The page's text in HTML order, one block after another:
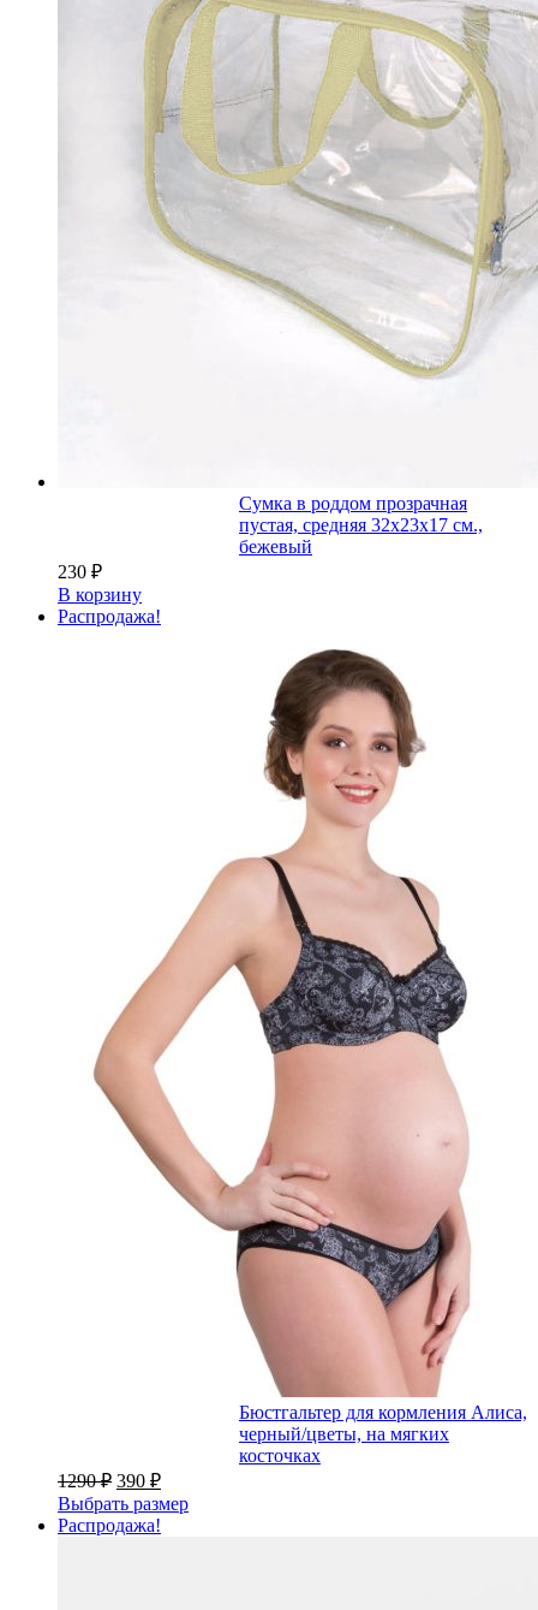
Сумка в роддом прозрачная
пустая, средняя 32х23х17 см.,
бежевый
230 ₽
В корзину
Распродажа!
Бюстгальтер для кормления Алиса,
черный/цветы, на мягких
косточках
1290₽ 390 ₽
Выбрать размер
Распродажа!